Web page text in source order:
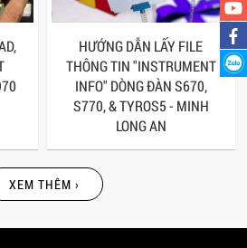
HƯỚNG DẪN LẤY FILE
THÔNG TIN "INSTRUMENT
INFO" DÒNG ĐÀN S670,
S770, & TYROS5 - MINH
LONG AN
XEM THÊM ›